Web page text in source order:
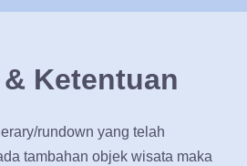
Ketentuan
rundown yang telah
tambahan objek wisata maka